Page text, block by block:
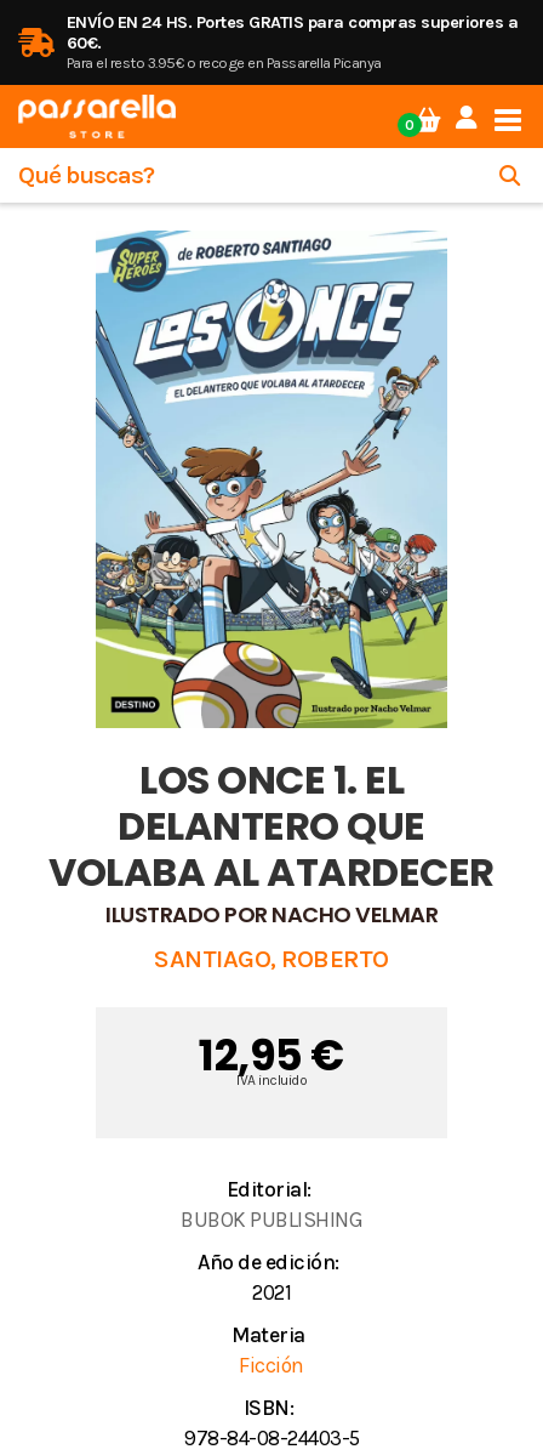
ENVÍO EN 24 HS. Portes GRATIS para compras superiores a
60€.
Para el resto 3.95€ o recoge en Passarella Picanya
0
LOS ONCE 1. EL
DELANTERO QUE
VOLABA AL ATARDECER
ILUSTRADO POR NACHO VELMAR
SANTIAGO, ROBERTO
12,95 €
IVA incluido
Editorial:
BUBOK PUBLISHING
Año de edición:
2021
Materia
Ficción
ISBN:
978-84-08-24403-5